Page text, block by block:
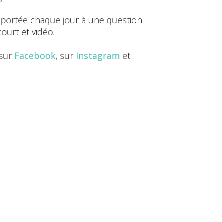
chaque jour à une question
et vidéo.
Facebook, sur Instagram et